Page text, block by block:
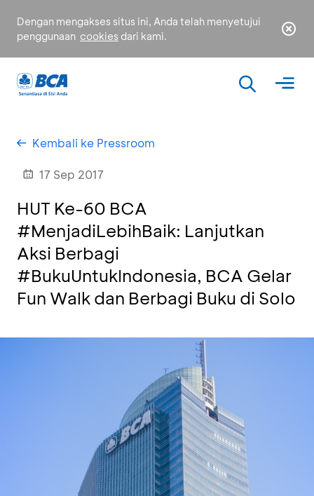
Dengan mengakses situs ini, Anda telah menyetujui
penggunaan cookies dari kami.
Kembali ke Pressroom
17 Sep 2017
HUT Ke-60 BCA
#MenjadiLebihBaik: Lanjutkan
Aksi Berbagi
#BukuUntukIndonesia, BCA Gelar
Fun Walk dan Berbagi Buku di Solo